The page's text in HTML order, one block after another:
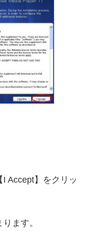
Accept】をクリッ
ます。